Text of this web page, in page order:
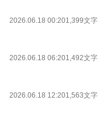
2026.06.18 00:201,399文字
2026.06.18 06:201,492文字
2026.06.18 12:201,563文字